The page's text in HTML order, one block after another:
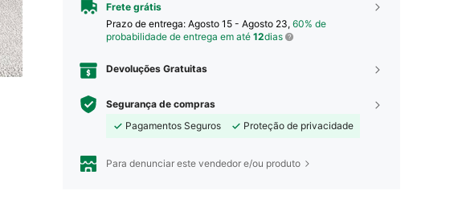
Frete grátis
Prazo de entrega: Agosto 15 - Agosto 23, 60% de
probabilidade de entrega em até 12dias
Devoluções Gratuitas
Segurança de compras
Pagamentos Seguros
Proteção de privacidade
Para denunciar este vendedor e/ou produto